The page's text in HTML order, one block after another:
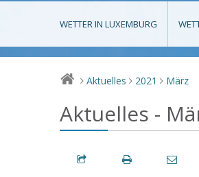
WETTER IN LUXEMBURG
> Aktuelles > 2021 > März
Aktuelles -